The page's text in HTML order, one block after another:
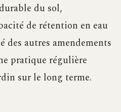
du sol,
de rétention en eau
des autres amendements
pratique régulière
sur le long terme.